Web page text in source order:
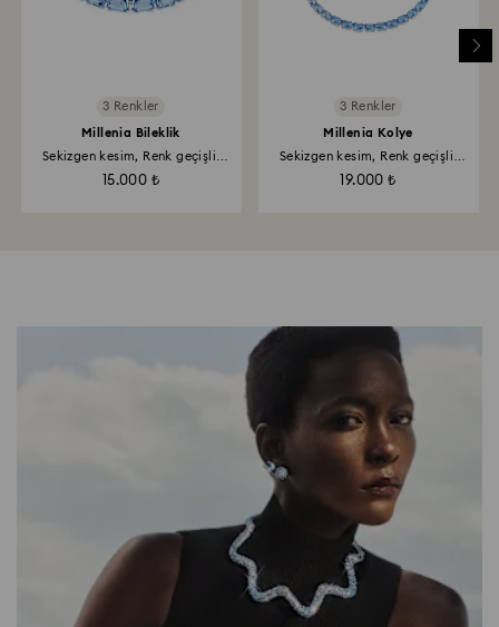
3 Renkler
Millenia Bileklik
Sekizgen kesim, Renk geçişli,
15.000 ₺
3 Renkler
Millenia Kolye
Sekizgen kesim, Renk geçişli,
19.000 ₺